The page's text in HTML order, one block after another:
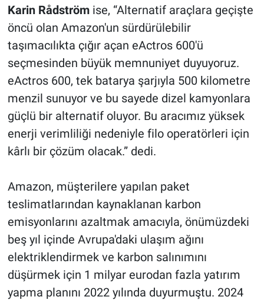
Karin Rådström ise, “Alternatif araçlara geçişte
öncü olan Amazon'un sürdürülebilir
taşımacılıkta çığır açan eActros 600'ü
seçmesinden büyük memnuniyet duyuyoruz.
eActros 600, tek batarya şarjıyla 500 kilometre
menzil sunuyor ve bu sayede dizel kamyonlara
güçlü bir alternatif oluyor. Bu aracımız yüksek
enerji verimliliği nedeniyle filo operatörleri için
kârlı bir çözüm olacak.” dedi.
Amazon, müşterilere yapılan paket
teslimatlarından kaynaklanan karbon
emisyonlarını azaltmak amacıyla, önümüzdeki
beş yıl içinde Avrupa'daki ulaşım ağını
elektriklendirmek ve karbon salınımını
düşürmek için 1 milyar eurodan fazla yatırım
yapma planını 2022 yılında duyurmuştu. 2024